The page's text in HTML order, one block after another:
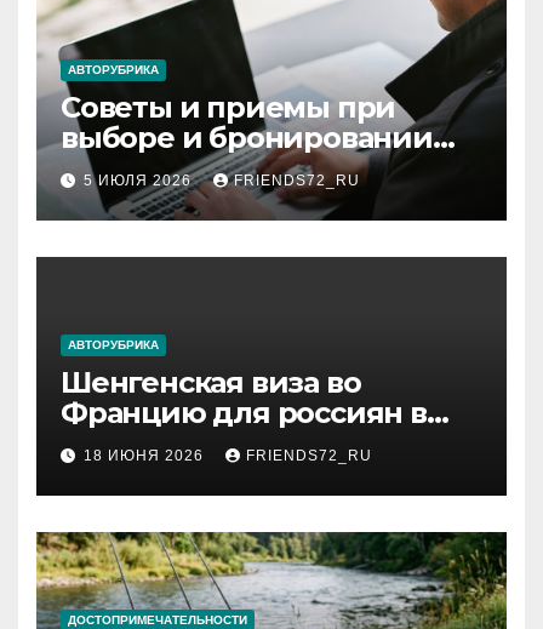
АВТОРУБРИКА
Советы и приемы при
выборе и бронировании
авиабилетов
5 ИЮЛЯ 2026 FRIENDS72_RU
АВТОРУБРИКА
Шенгенская виза во
Францию для россиян в
2026 году: сроки от 3 дней
и список необходимых
документов
18 ИЮНЯ 2026 FRIENDS72_RU
ДОСТОПРИМЕЧАТЕЛЬНОСТИ